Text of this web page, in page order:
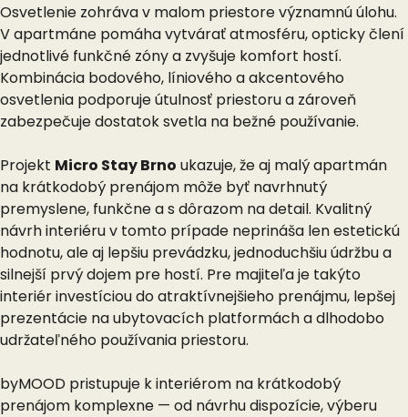
Osvetlenie zohráva v malom priestore významnú úlohu.
V apartmáne pomáha vytvárať atmosféru, opticky člení
jednotlivé funkčné zóny a zvyšuje komfort hostí.
Kombinácia bodového, líniového a akcentového
osvetlenia podporuje útulnosť priestoru a zároveň
zabezpečuje dostatok svetla na bežné používanie.
Projekt Micro Stay Brno ukazuje, že aj malý apartmán
na krátkodobý prenájom môže byť navrhnutý
premyslene, funkčne a s dôrazom na detail. Kvalitný
návrh interiéru v tomto prípade neprináša len estetickú
hodnotu, ale aj lepšiu prevádzku, jednoduchšiu údržbu a
silnejší prvý dojem pre hostí. Pre majiteľa je takýto
interiér investíciou do atraktívnejšieho prenájmu, lepšej
prezentácie na ubytovacích platformách a dlhodobo
udržateľného používania priestoru.
byMOOD pristupuje k interiérom na krátkodobý
prenájom komplexne — od návrhu dispozície, výberu